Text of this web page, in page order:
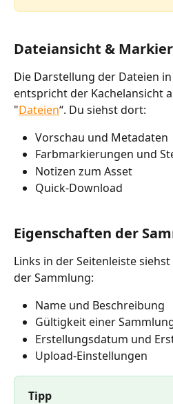
Dateiansicht &
Die Darstellung der Dateien
entspricht der Kachelansicht
"Dateien“. Du siehst dort:
Vorschau und Metadaten
Farbmarkierungen und
Notizen zum Asset
Quick-Download
Eigenschaften der
Links in der Seitenleiste
der Sammlung:
Name und Beschreibung
Gültigkeit einer
Erstellungsdatum und
Upload-Einstellungen
Tipp